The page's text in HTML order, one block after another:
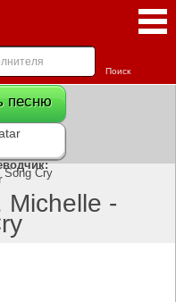
песню
Song Cry
Michelle -